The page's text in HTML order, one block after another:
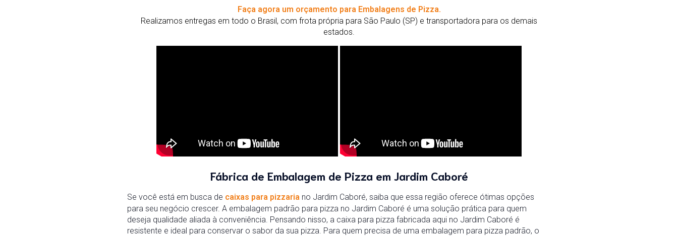
Faça agora um orçamento para Embalagens de Pizza.
Realizamos entregas em todo o Brasil, com frota própria para São Paulo (SP) e transportadora para os demais
estados.
Fábrica de Embalagem de Pizza em Jardim Caboré
Se você está em busca de caixas para pizzaria no Jardim Caboré, saiba que essa região oferece ótimas opções
para seu negócio crescer. A embalagem padrão para pizza no Jardim Caboré é uma solução prática para quem
deseja qualidade aliada à conveniência. Pensando nisso, a caixa para pizza fabricada aqui no Jardim Caboré é
resistente e ideal para conservar o sabor da sua pizza. Para quem precisa de uma embalagem para pizza padrão, o